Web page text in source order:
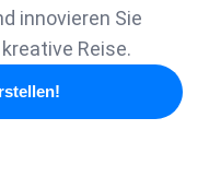
innovieren Sie
Reise.